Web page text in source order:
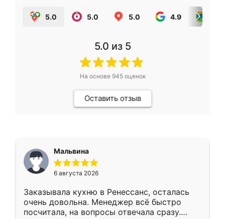
5.0 5.0 5.0 4.9
5.0 из 5
На основе 945оценок
Оставить отзыв
Мальвина
6 августа 2026
Заказывала кухню в Ренессанс, осталась
очень довольна. Менеджер всё быстро
посчитала, на вопросы отвечала сразу.